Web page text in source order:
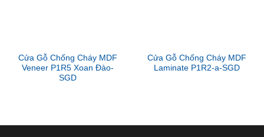
Cửa Gỗ Chống Cháy MDF
Veneer P1R5 Xoan Đào-
SGD
Cửa Gỗ Chống Cháy MDF
Laminate P1R2-a-SGD